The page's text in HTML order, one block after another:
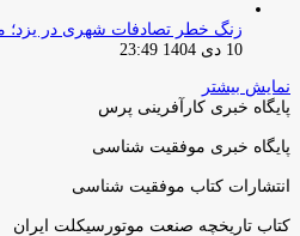
زنگ خطر تصادفات شهری در یزد؛
10 دی 1404 23:49
نمایش بیشتر
پایگاه خبری کارآفرینی پرس
پایگاه خبری موفقیت شناسی
انتشارات کتاب موفقیت شناسی
کتاب تاریخچه صنعت موتورسیکلت ایران